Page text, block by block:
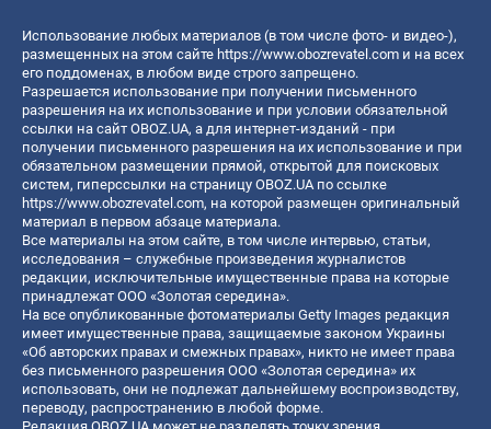
Использование любых материалов (в том числе фото- и видео-),
размещенных на этом сайте https://www.obozrevatel.com и на всех
его поддоменах, в любом виде строго запрещено.
Разрешается использование при получении письменного
разрешения на их использование и при условии обязательной
ссылки на сайт OBOZ.UA, а для интернет-изданий - при
получении письменного разрешения на их использование и при
обязательном размещении прямой, открытой для поисковых
систем, гиперссылки на страницу OBOZ.UA по ссылке
https://www.obozrevatel.com, на которой размещен оригинальный
материал в первом абзаце материала.
Все материалы на этом сайте, в том числе интервью, статьи,
исследования – служебные произведения журналистов
редакции, исключительные имущественные права на которые
принадлежат ООО «Золотая середина».
На все опубликованные фотоматериалы Getty Images редакция
имеет имущественные права, защищаемые законом Украины
«Об авторских правах и смежных правах», никто не имеет права
без письменного разрешения ООО «Золотая середина» их
использовать, они не подлежат дальнейшему воспроизводству,
переводу, распространению в любой форме.